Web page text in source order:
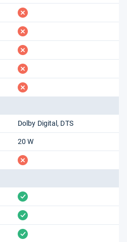
fehlt
fehlt
fehlt
fehlt
fehlt
Dolby Digital DTS
20 W
fehlt
vorhanden
vorhanden
vorhanden